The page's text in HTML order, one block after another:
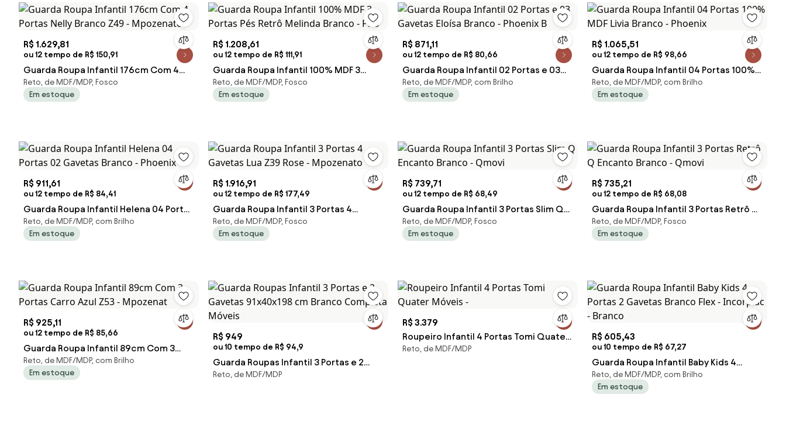
R$ 1.629,81
ou 12 tempo de R$ 150,91
Guarda Roupa Infantil 176cm Com 4
Reto, de MDF/MDP, Fosco
Em estoque
R$ 1.208,61
ou 12 tempo de R$ 111,91
Guarda Roupa Infantil 100% MDF 3
Portas Pés Retrô Melinda Branco - Pho
Reto, de MDF/MDP, Fosco
Em estoque
R$ 871,11
ou 12 tempo de R$ 80,66
Guarda Roupa Infantil 02 Portas e 03
Gavetas Eloísa Branco - Phoenix B
Reto, de MDF/MDP, com Brilho
Em estoque
R$ 1.065,51
ou 12 tempo de R$ 98,66
Guarda Roupa Infantil 04 Portas 100%
MDF Livia Branco - Phoenix
Reto, de MDF/MDP, com Brilho
Em estoque
R$ 911,61
ou 12 tempo de R$ 84,41
Guarda Roupa Infantil Helena 04 Portas
02 Gavetas Branco - Phoenix
Reto, de MDF/MDP, com Brilho
Em estoque
R$ 1.916,91
ou 12 tempo de R$ 177,49
Guarda Roupa Infantil 3 Portas 4
Gavetas Lua Z39 Rose - Mpozenato
Reto, de MDF/MDP, Fosco
Em estoque
R$ 739,71
ou 12 tempo de R$ 68,49
Guarda Roupa Infantil 3 Portas Slim Q
Encanto Branco - Qmovi
Reto, de MDF/MDP, Fosco
Em estoque
R$ 735,21
ou 12 tempo de R$ 68,08
Guarda Roupa Infantil 3 Portas Retrô Q
Encanto Branco - Qmovi
Reto, de MDF/MDP, Fosco
Em estoque
R$ 925,11
ou 12 tempo de R$ 85,66
Guarda Roupa Infantil 89cm Com 3
Portas Carro Azul Z53 - Mpozenat
Reto, de MDF/MDP, com Brilho
Em estoque
R$ 949
ou 10 tempo de R$ 94,9
Guarda Roupas Infantil 3 Portas e 2
Gavetas 91x40x198 cm Branco
Reto, de MDF/MDP
R$ 3.379
Roupeiro Infantil 4 Portas Tomi Quater
Móveis -
Reto, de MDF/MDP
R$ 605,43
ou 10 tempo de R$ 67,27
Guarda Roupa Infantil Baby Kids 4
Portas 2 Gavetas Branco Flex -
Incorplac - Branco
Reto, de MDF/MDP, com Brilho
Em estoque